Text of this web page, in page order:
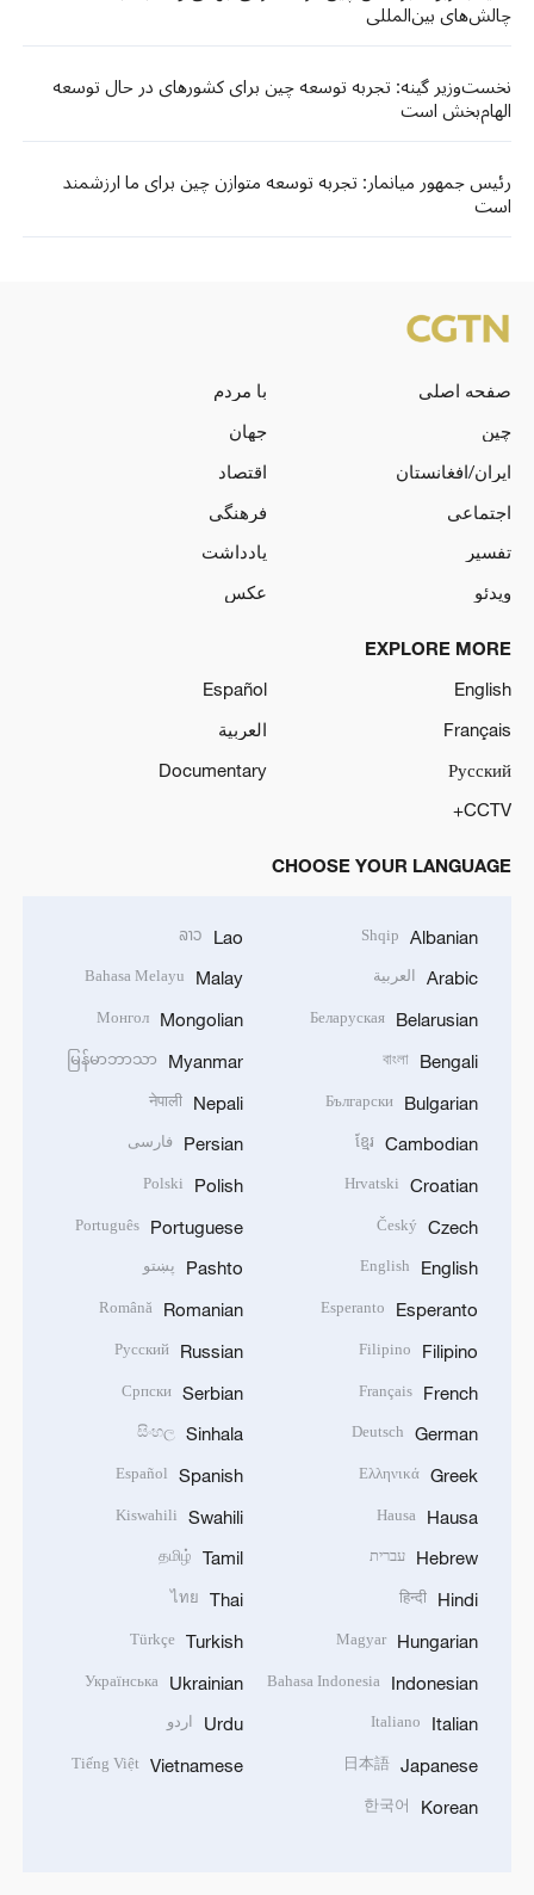
چالش‌های بین‌المللی
نخست‌وزیر گینه: تجربه توسعه چین برای کشورهای در حال توسعه
الهام‌بخش است
رئیس جمهور میانمار: تجربه توسعه متوازن چین برای ما ارزشمند
است
صفحه اصلی
با مردم
چین
جهان
ایران/افغانستان
اقتصاد
اجتماعی
فرهنگی
تفسیر
یادداشت
ویدئو
عکس
EXPLORE MORE
English
Español
Français
العربية
Русский
Documentary
CCTV+
CHOOSE YOUR LANGUAGE
Albanian
Shqip
Arabic العربية
Belarusian
Беларуская
Bengali
বাংলা
Bulgarian
Български
Cambodian
ខ្មែរ
Croatian
Hrvatski
Czech
Český
English
English
Esperanto
Esperanto
Filipino
Filipino
French
Français
German
Deutsch
Greek
Ελληνικά
Hausa
Hausa
Hebrew עברית
Hindi
हिन्दी
Hungarian
Magyar
Indonesian
Bahasa Indonesia
Italian
Italiano
Japanese
日本語
Korean
한국어
Lao
ລາວ
Malay
Bahasa Melayu
Mongolian
Монгол
Myanmar
မြန်မာဘာသာ
Nepali
नेपाली
Persian فارسی
Polish
Polski
Portuguese
Português
Pashto پښتو
Romanian
Română
Russian
Русский
Serbian
Српски
Sinhala
සිංහල
Spanish
Español
Swahili
Kiswahili
Tamil
தமிழ்
Thai
ไทย
Turkish
Türkçe
Ukrainian
Українська
Urdu اردو
Vietnamese
Tiếng Việt